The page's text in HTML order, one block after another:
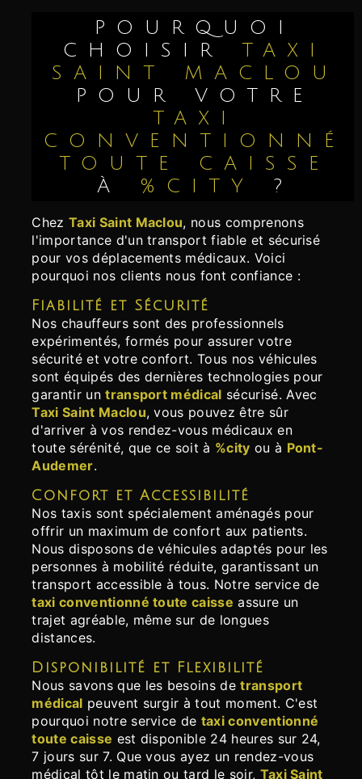
POURQUOI
CHOISIRTAXI
SAINT MACLOU
POUR VOTRE
TAXI
CONVENTIONNÉ
TOUTE CAISSE
À %CITY ?
Chez Taxi Saint Maclou, nous comprenons
l'importance d'un transport fiable et sécurisé
pour vos déplacements médicaux. Voici
pourquoi nos clients nous font confiance :
Fiabilité et Sécurité
Nos chauffeurs sont des professionnels
expérimentés, formés pour assurer votre
sécurité et votre confort. Tous nos véhicules
sont équipés des dernières technologies pour
garantir untransport médical sécurisé. Avec
Taxi Saint Maclou, vous pouvez être sûr
d'arriver à vos rendez-vous médicaux en
toute sérénité, que ce soit à %city ou à Pont-
Audemer.
Confort et Accessibilité
Nos taxis sont spécialement aménagés pour
offrir un maximum de confort aux patients.
Nous disposons de véhicules adaptés pour les
personnes à mobilité réduite, garantissant un
transport accessible à tous. Notre service de
taxi conventionné toute caisse assure un
trajet agréable, même sur de longues
distances.
Disponibilité et Flexibilité
Nous savons que les besoins detransport
médical peuvent surgir à tout moment. C'est
pourquoi notre service de taxi conventionné
toute caisse est disponible 24 heures sur 24,
7 jours sur 7. Que vous ayez un rendez-vous
médical tôt le matin ou tard le soir, Taxi Saint